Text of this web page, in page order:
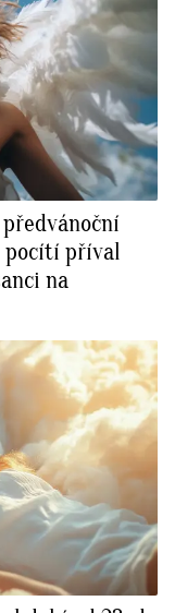
pocítí příval
na